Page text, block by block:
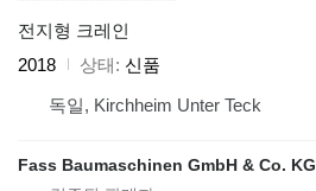
전지형 크레인
2018
상태
신품
독일, Kirchheim Unter Teck
Fass Baumaschinen GmbH & Co. KG